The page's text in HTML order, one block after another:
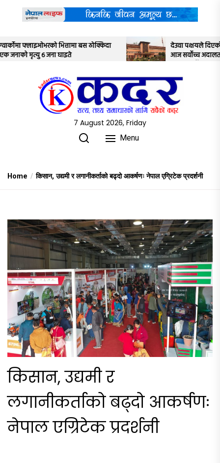
content
देउवा पक्षयले दिएकोे पुनरावलोकन निवेदनमाथि
आज सर्वोच्च अदालतका तीन न्यायाधीशले
7 August 2026, Friday
Menu
Home किसान, उद्यमी र लगानीकर्ताको बढ्दो आकर्षणः नेपाल एग्रिटेक प्रदर्शनी
किसान, उद्यमी र
लगानीकर्ताको बढ्दो आकर्षणः
नेपाल एग्रिटेक प्रदर्शनी